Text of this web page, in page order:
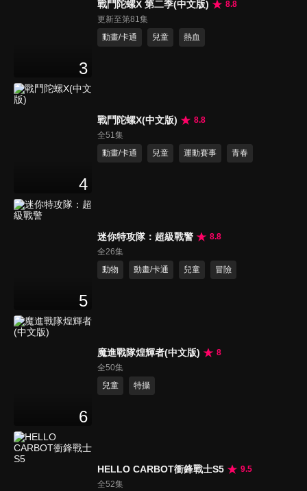
3
戰鬥陀螺X 第二季(中文版)
8.8
更新至第81集
動畫/卡通
兒童 熱血
4
戰鬥陀螺X(中文版)
8.8
全51集
動畫/卡通
兒童 運動賽事 青春
5
迷你特攻隊：超級戰警
8.8
全26集
動物
動畫/卡通 兒童 冒險
6
魔進戰隊煌輝者(中文版)
8
全50集
兒童
特攝
HELLO CARBOT衝鋒戰士S5
9.5
全52集